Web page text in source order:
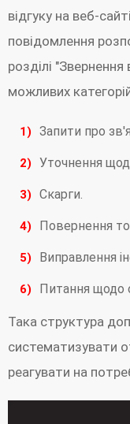
відгуку на веб-
повідомлення
розділі
можливих
Запити про
Уточнення
Скарги.
Повернення
Виправлення
Питання щодо
Така структура
систематизувати
реагувати на